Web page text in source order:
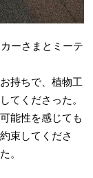
ーさまとミーテ
持ちで、植物工
てくださった。
能性を感じても
束してくださ
。